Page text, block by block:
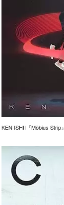
KEN ISHII『Möbius Strip』